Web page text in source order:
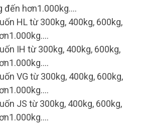
đến hơn1.000kg....
HL từ 300kg, 400kg, 600kg,
IH từ 300kg, 400kg, 600kg,
VG từ 300kg, 400kg, 600kg,
JS từ 300kg, 400kg, 600kg,